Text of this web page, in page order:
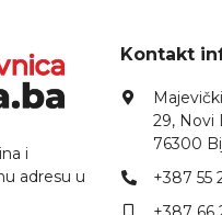
i
adresu u
Kontakt
29, Novi
76300
+387 55